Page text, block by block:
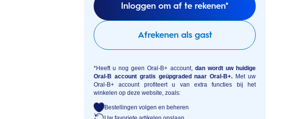
Inloggen om af te rekenen*
Afrekenen als gast
*Heeft u nog geen Oral-B+ account, dan wordt uw huidige
Oral-B account gratis geüpgraded naar Oral-B+. Met uw
Oral-B+ account profiteert u van extra functies bij het
winkelen op deze website, zoals:
Bestellingen volgen en beheren